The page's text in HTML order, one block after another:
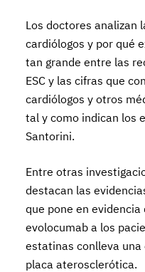
Los doctores analizan
cardiólogos y por qué
tan grande entre las
ESC y las cifras que
cardiólogos y otros
tal y como indican los
Santorini.
Entre otras
destacan las
que pone en evidencia
evolocumab a los
estatinas conlleva
placa aterosclerótica.